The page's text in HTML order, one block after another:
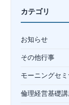
ンカテゴリ
お知らせ
その他行事
モーニングセ
倫理経営基礎講